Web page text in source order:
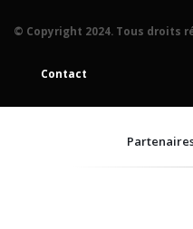
© Copyright 2024. Tous droits
Contact